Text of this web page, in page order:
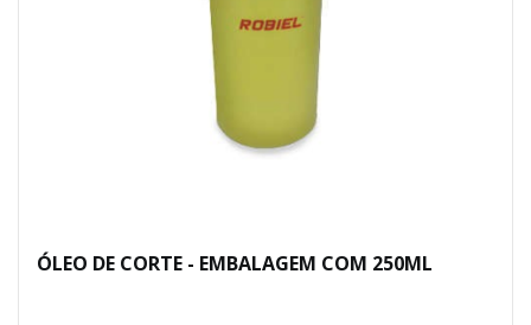
ÓLEO DE CORTE - EMBALAGEM COM 250ML